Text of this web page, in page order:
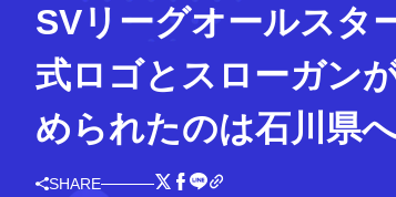
SVリーグオールスタ
式ロゴとスローガン
められたのは石川県
SHARE